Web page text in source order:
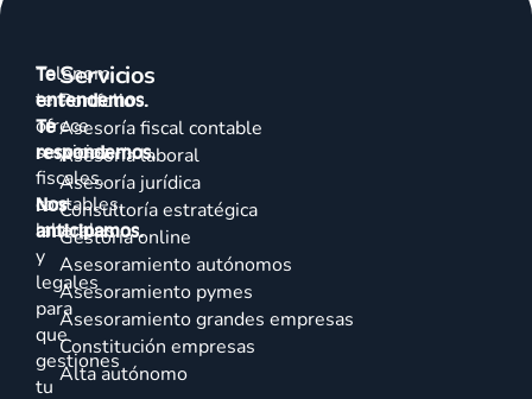
Talenom
te
ofrece
servicios
fiscales,
contables,
laborales
y
legales
para
que
gestiones
tu
Te
entendemos.
Te
respondemos.
Nos
anticipamos.
Servicios
Portfolio
Asesoría fiscal contable
Asesoría laboral
Asesoría jurídica
Consultoría estratégica
Gestoría online
Asesoramiento autónomos
Asesoramiento pymes
Asesoramiento grandes empresas
Constitución empresas
Alta autónomo